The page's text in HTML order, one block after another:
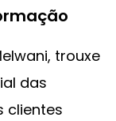
trouxe
das
clientes